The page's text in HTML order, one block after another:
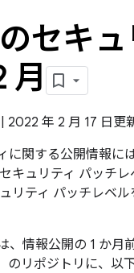
セキュ
月
2022 年 2 月 17 日更
に関する公開情報に
キュリティ パッチ
リティ パッチレベル
、情報公開の 1 か月
のリポジトリに、以